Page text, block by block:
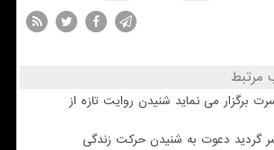
مرتبط
برگزار می نماید شنیدن روایت تازه از
گردید دعوت به شنیدن حرکت زندگی